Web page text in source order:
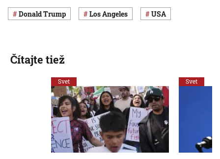
Donald Trump Los Angeles USA
Čítajte tiež
Svet Svet